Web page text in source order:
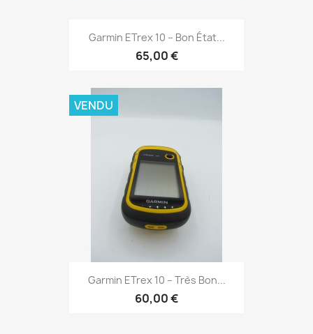
 Aperçu rapide
Garmin ETrex 10 – Bon État...
65,00 €
Aperçu rapide
Garmin ETrex 10 – Très Bon...
60,00 €
VENDU